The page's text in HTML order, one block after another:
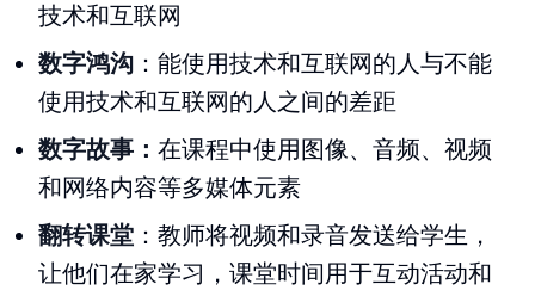
技术和互联网
数字鸿沟 ：能使用技术和互联网的人与不能
使用技术和互联网的人之间的差距
数字故事： 在课程中使用图像、音频、视频
和网络内容等多媒体元素
翻转课堂 ：教师将视频和录音发送给学生，
让他们在家学习，课堂时间用于互动活动和